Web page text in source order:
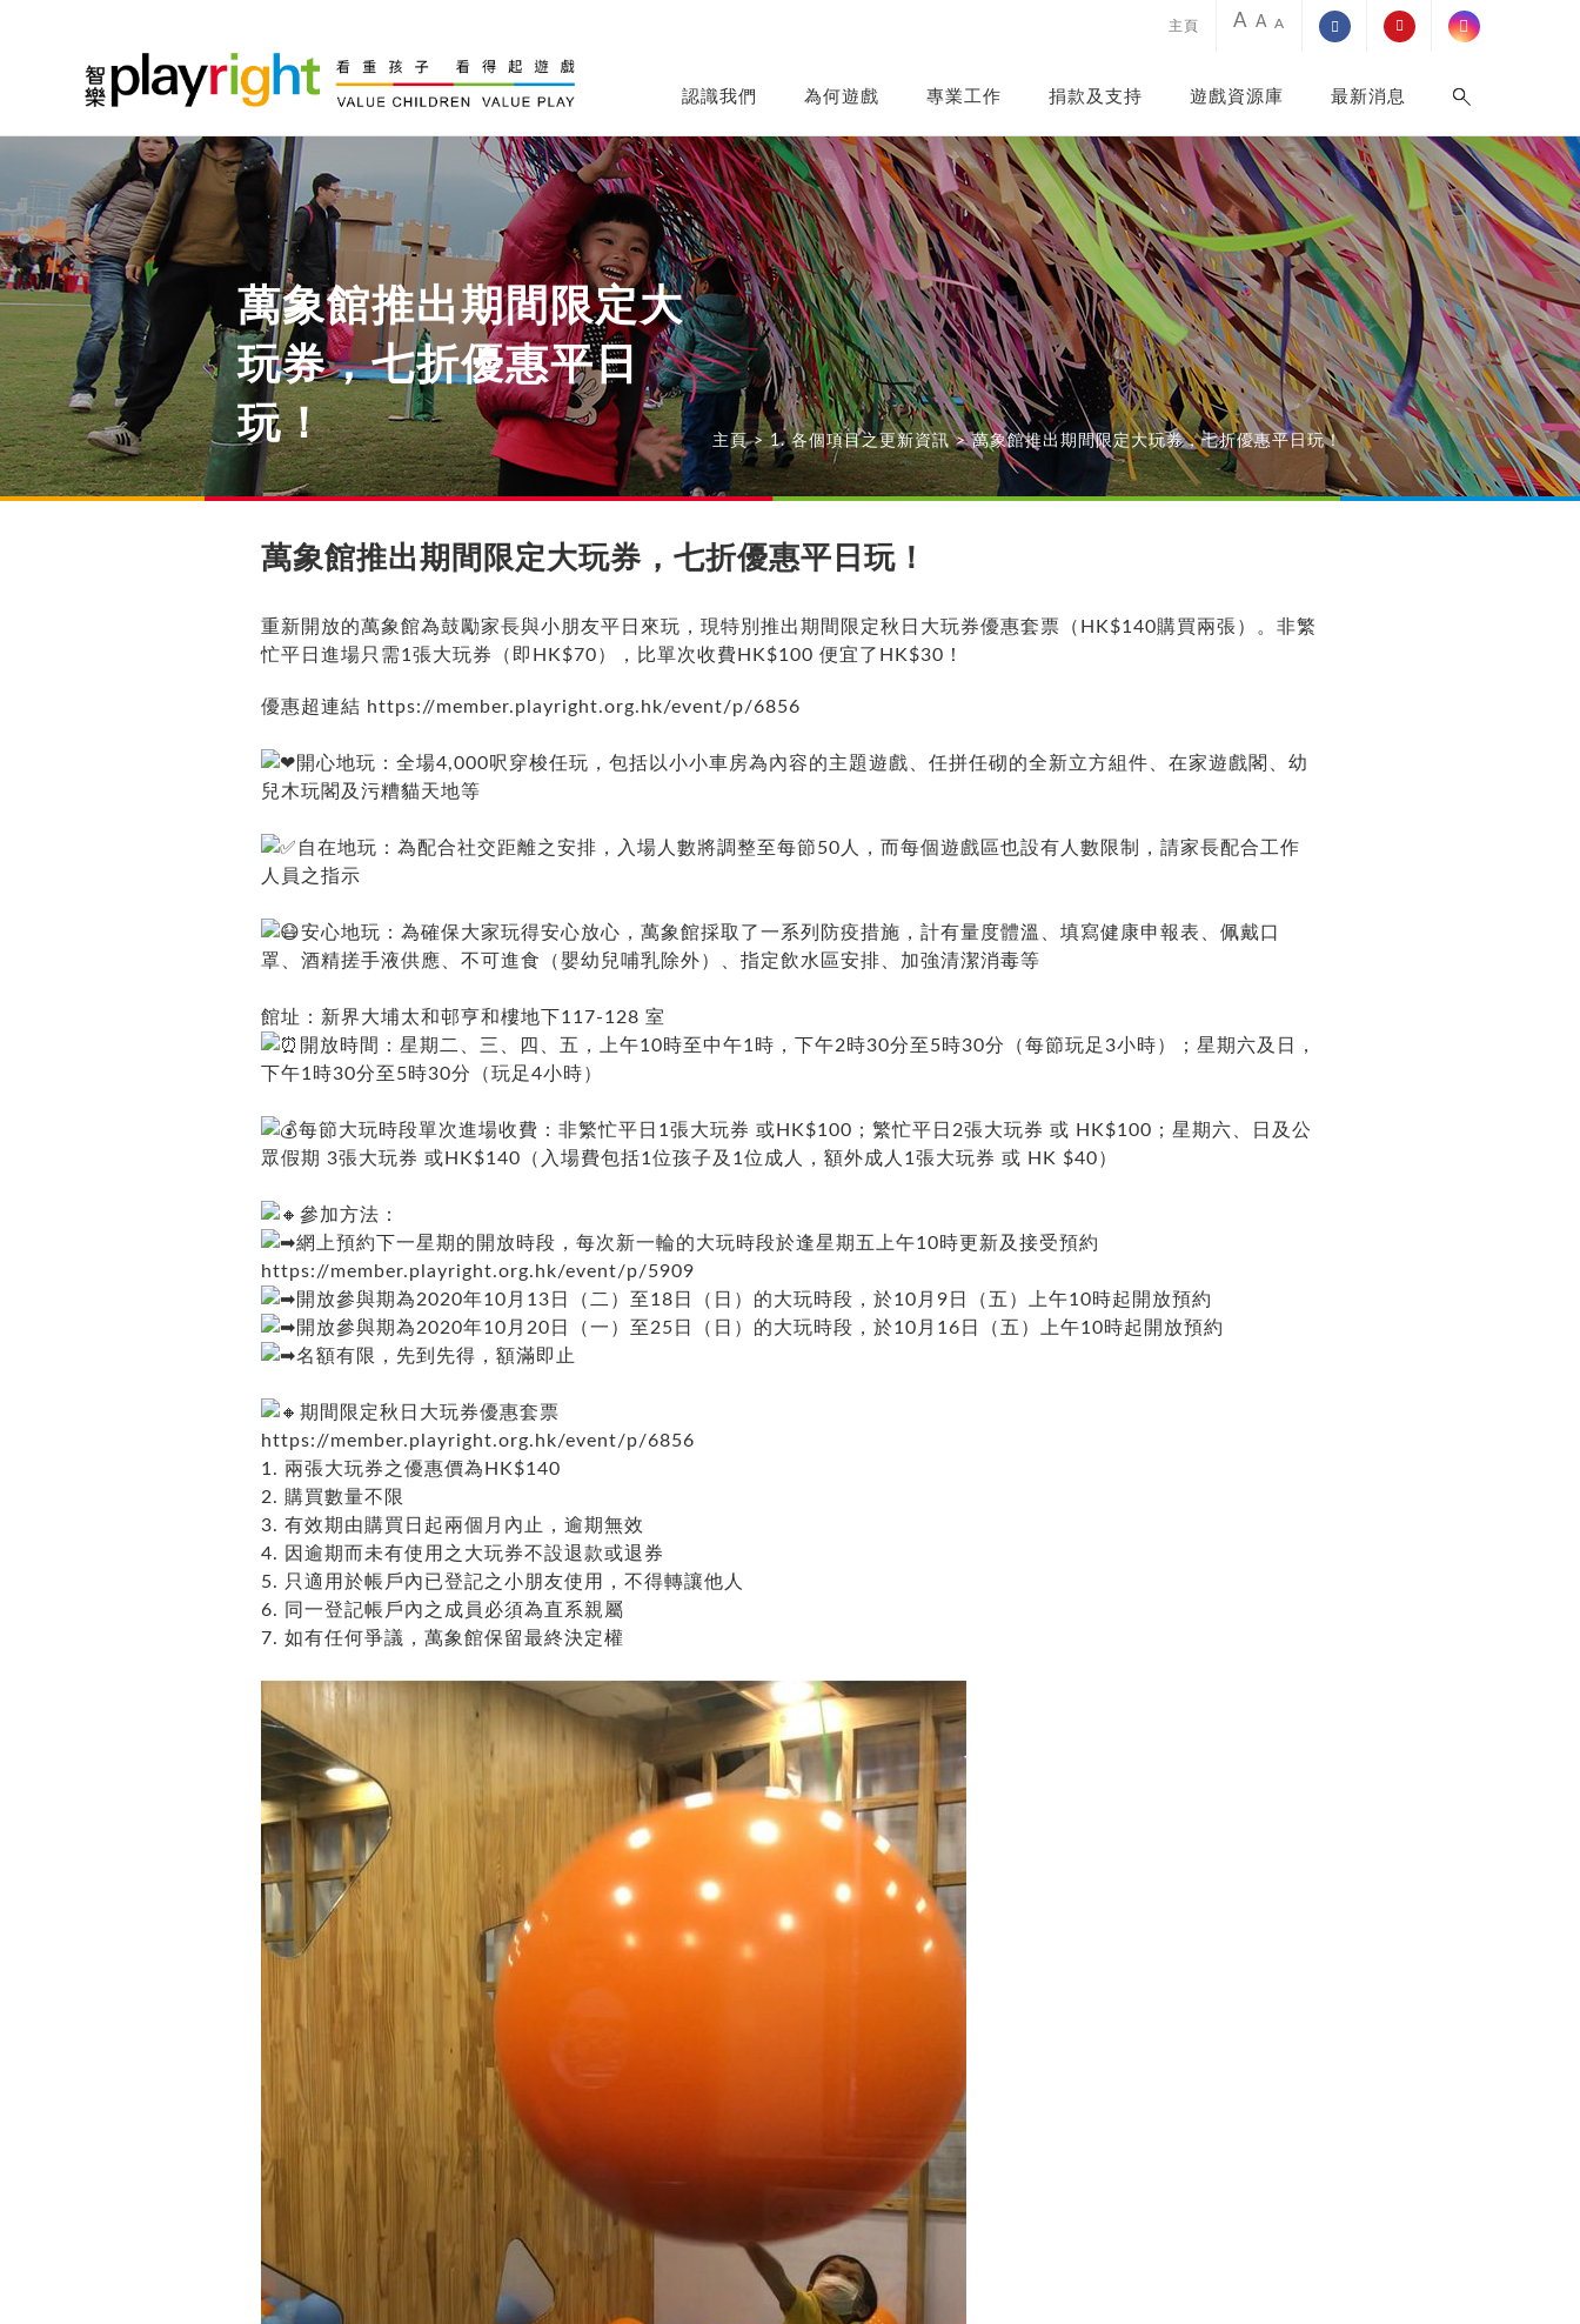
主頁 A A A
認識我們 為何遊戲 專業工作 捐款及支持 遊戲資源庫 最新消息
萬象館推出期間限定大
玩券，七折優惠平日
玩！
主頁 > 1. 各個項目之更新資訊 > 萬象館推出期間限定大玩券，七折優惠平日玩！
萬象館推出期間限定大玩券，七折優惠平日玩！
重新開放的萬象館為鼓勵家長與小朋友平日來玩，現特別推出期間限定秋日大玩券優惠套票（HK$140購買兩張）。非繁
忙平日進場只需1張大玩券（即HK$70），比單次收費HK$100 便宜了HK$30！
優惠超連結 https://member.playright.org.hk/event/p/6856
開心地玩：全場4,000呎穿梭任玩，包括以小小車房為內容的主題遊戲、任拼任砌的全新立方組件、在家遊戲閣、幼
兒木玩閣及污糟貓天地等
自在地玩：為配合社交距離之安排，入場人數將調整至每節50人，而每個遊戲區也設有人數限制，請家長配合工作
人員之指示
安心地玩：為確保大家玩得安心放心，萬象館採取了一系列防疫措施，計有量度體溫、填寫健康申報表、佩戴口
罩、酒精搓手液供應、不可進食（嬰幼兒哺乳除外）、指定飲水區安排、加強清潔消毒等
館址：新界大埔太和邨亨和樓地下117-128 室
開放時間：星期二、三、四、五，上午10時至中午1時，下午2時30分至5時30分（每節玩足3小時）；星期六及日，
下午1時30分至5時30分（玩足4小時）
每節大玩時段單次進場收費：非繁忙平日1張大玩券 或HK$100；繁忙平日2張大玩券 或 HK$100；星期六、日及公
眾假期 3張大玩券 或HK$140（入場費包括1位孩子及1位成人，額外成人1張大玩券 或 HK $40）
參加方法：
網上預約下一星期的開放時段，每次新一輪的大玩時段於逢星期五上午10時更新及接受預約
https://member.playright.org.hk/event/p/5909
開放參與期為2020年10月13日（二）至18日（日）的大玩時段，於10月9日（五）上午10時起開放預約
開放參與期為2020年10月20日（一）至25日（日）的大玩時段，於10月16日（五）上午10時起開放預約
名額有限，先到先得，額滿即止
期間限定秋日大玩券優惠套票
https://member.playright.org.hk/event/p/6856
1. 兩張大玩券之優惠價為HK$140
2. 購買數量不限
3. 有效期由購買日起兩個月內止，逾期無效
4. 因逾期而未有使用之大玩券不設退款或退券
5. 只適用於帳戶內已登記之小朋友使用，不得轉讓他人
6. 同一登記帳戶內之成員必須為直系親屬
7. 如有任何爭議，萬象館保留最終決定權